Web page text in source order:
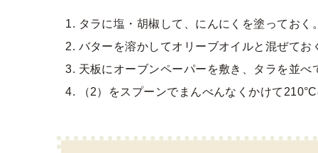
タラに塩・胡椒して、にんにくを塗っておく
バターを溶かしてオリーブオイルと混ぜてお
天板にオーブンペーパーを敷き、タラを並
（2）をスプーンでまんべんなくかけて